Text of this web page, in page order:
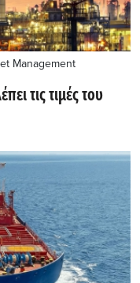
Management
τις τιμές του